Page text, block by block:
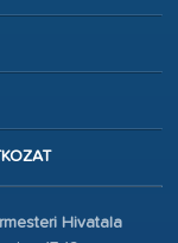
Hivatala